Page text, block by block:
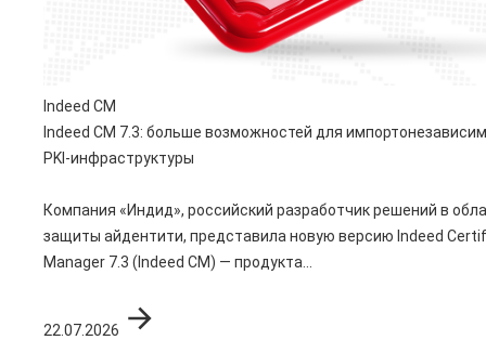
Indeed CM
Indeed CM 7.3: больше возможностей для
PKI-инфраструктуры
Компания «Индид», российский разработчик решений в
защиты айдентити, представила новую версию Indeed
Manager 7.3 (Indeed CM) — продукта...
22.07.2026